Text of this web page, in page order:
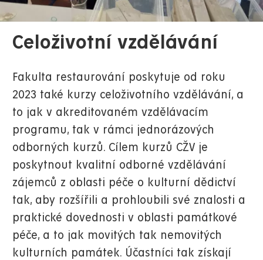
Celoživotní vzdělávání
Fakulta restaurování poskytuje od roku
2023 také kurzy celoživotního vzdělávání, a
to jak v akreditovaném vzdělávacím
programu, tak v rámci jednorázových
odborných kurzů. Cílem kurzů CŽV je
poskytnout kvalitní odborné vzdělávání
zájemců z oblasti péče o kulturní dědictví
tak, aby rozšířili a prohloubili své znalosti a
praktické dovednosti v oblasti památkové
péče, a to jak movitých tak nemovitých
kulturních památek. Účastníci tak získají